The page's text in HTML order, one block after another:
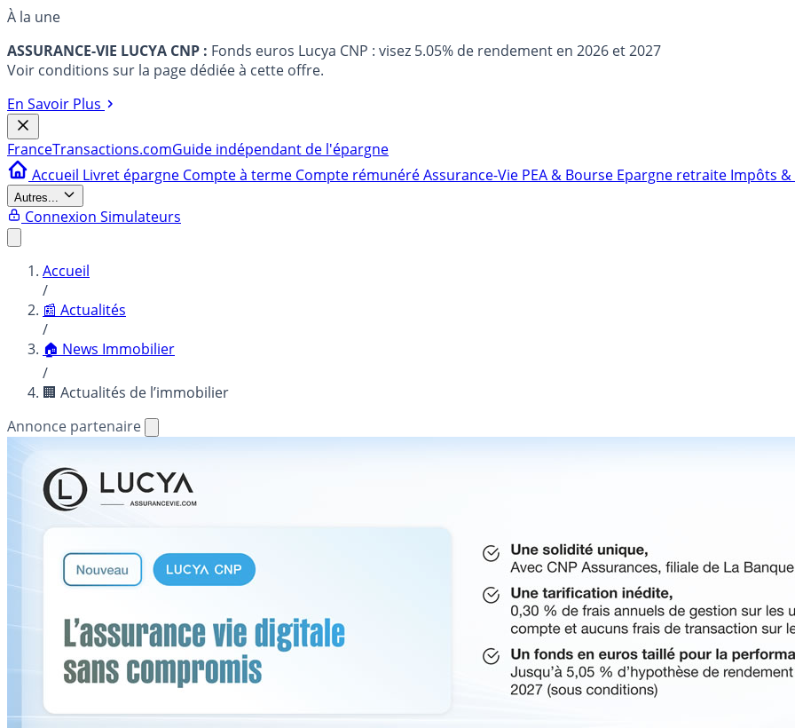
À la une
ASSURANCE-VIE LUCYA CNP : Fonds euros Lucya CNP : visez 5.05% de rendement en 2026 et 2027
Voir conditions sur la page dédiée à cette offre.
En Savoir Plus
FranceTransactions.comGuide indépendant de l'épargne
Accueil Livret épargne Compte à terme Compte rémunéréAssurance-Vie PEA & Bourse Epargne retraite Impôts &
Autres...
Connexion Simulateurs
Accueil
/
📰 Actualités
/
🏠 News Immobilier
/
🏢 Actualités de l’immobilier
Annonce partenaire